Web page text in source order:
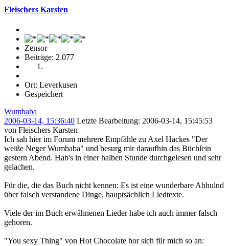
Fleischers Karsten
Zensor
Beiträge: 2.077
Ort: Leverkusen
Gespeichert
Wumbaba
2006-03-14, 15:36:40 Letzte Bearbeitung: 2006-03-14, 15:45:53
von Fleischers Karsten
Ich sah hier im Forum mehrere Empfähle zu Axel Hackes "Der
weiße Neger Wumbaba" und besurg mir daraufhin das Büchlein
gestern Abend. Hab's in einer halben Stunde durchgelesen und sehr
gelachen.
Für die, die das Buch nicht kennen: Es ist eine wunderbare Abhulnd
über falsch verstandene Dinge, hauptsächlich Liedtexte.
Viele der im Buch erwåhnenen Lieder habe ich auch immer falsch
gehoren.
"You sexy Thing" von Hot Chocolate hor sich für mich so an: